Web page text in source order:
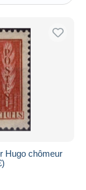
Hugo chômeur